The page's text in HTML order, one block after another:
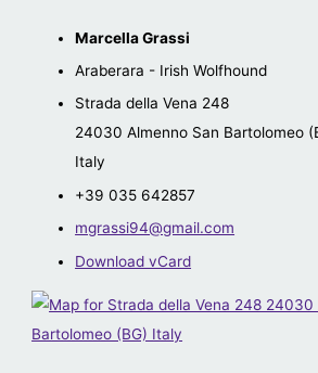
Marcella Grassi
Araberara - Irish Wolfhound
Strada della Vena 248
24030 Almenno San Bartolomeo
Italy
+39 035 642857
mgrassi94@gmail.com
Download vCard